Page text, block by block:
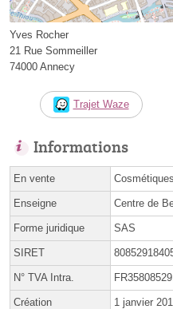
Yves Rocher
21 Rue Sommeiller
74000 Annecy
Trajet Waze
Informations
En vente Cosmétiques
Enseigne Centre de
Forme juridique SAS
SIRET
N° TVA Intra.
Création 1 janvier